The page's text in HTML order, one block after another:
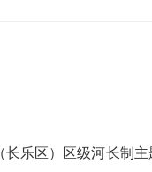
区）区级河长制主